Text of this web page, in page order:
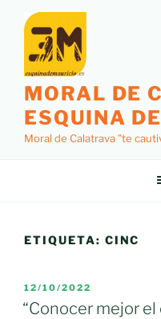
contenido
MORAL DE
ESQUINA
Moral de Calatrava "te
ETIQUETA: CINC
PUBLICADO
EL
12/10/2022
“Conocer mejor